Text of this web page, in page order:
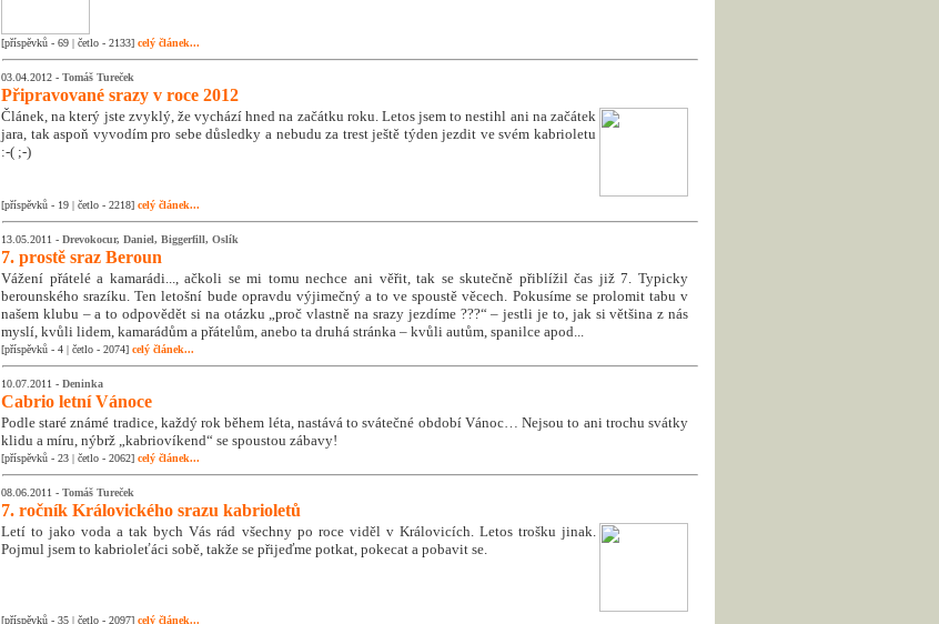
[příspěvků - 69 | četlo - 2133] celý článek...
03.04.2012 - Tomáš Tureček
Připravované srazy v roce 2012
Článek, na který jste zvyklý, že vychází hned na začátku roku. Letos jsem to nestihl ani na začátek
jara, tak aspoň vyvodím pro sebe důsledky a nebudu za trest ještě týden jezdit ve svém kabrioletu
:-( ;-)
[příspěvků - 19 | četlo - 2218] celý článek...
13.05.2011 - Drevokocur, Daniel, Biggerfill, Oslík
7. prostě sraz Beroun
Vážení přátelé a kamarádi..., ačkoli se mi tomu nechce ani věřit, tak se skutečně přiblížil čas již 7. Typicky
berounského srazíku. Ten letošní bude opravdu výjimečný a to ve spoustě věcech. Pokusíme se prolomit tabu v
našem klubu – a to odpovědět si na otázku „proč vlastně na srazy jezdíme ???“ – jestli je to, jak si většina z nás
myslí, kvůli lidem, kamarádům a přátelům, anebo ta druhá stránka – kvůli autům, spanilce apod...
[příspěvků - 4 | četlo - 2074] celý článek...
10.07.2011 - Deninka
Cabrio letní Vánoce
Podle staré známé tradice, každý rok během léta, nastává to svátečné období Vánoc… Nejsou to ani trochu svátky
klidu a míru, nýbrž „kabriovíkend“ se spoustou zábavy!
[příspěvků - 23 | četlo - 2062] celý článek...
08.06.2011 - Tomáš Tureček
7. ročník Královického srazu kabrioletů
Letí to jako voda a tak bych Vás rád všechny po roce viděl v Královicích. Letos trošku jinak.
Pojmul jsem to kabrioleťáci sobě, takže se přijeďme potkat, pokecat a pobavit se.
[příspěvků - 35 | četlo - 2097] celý článek...